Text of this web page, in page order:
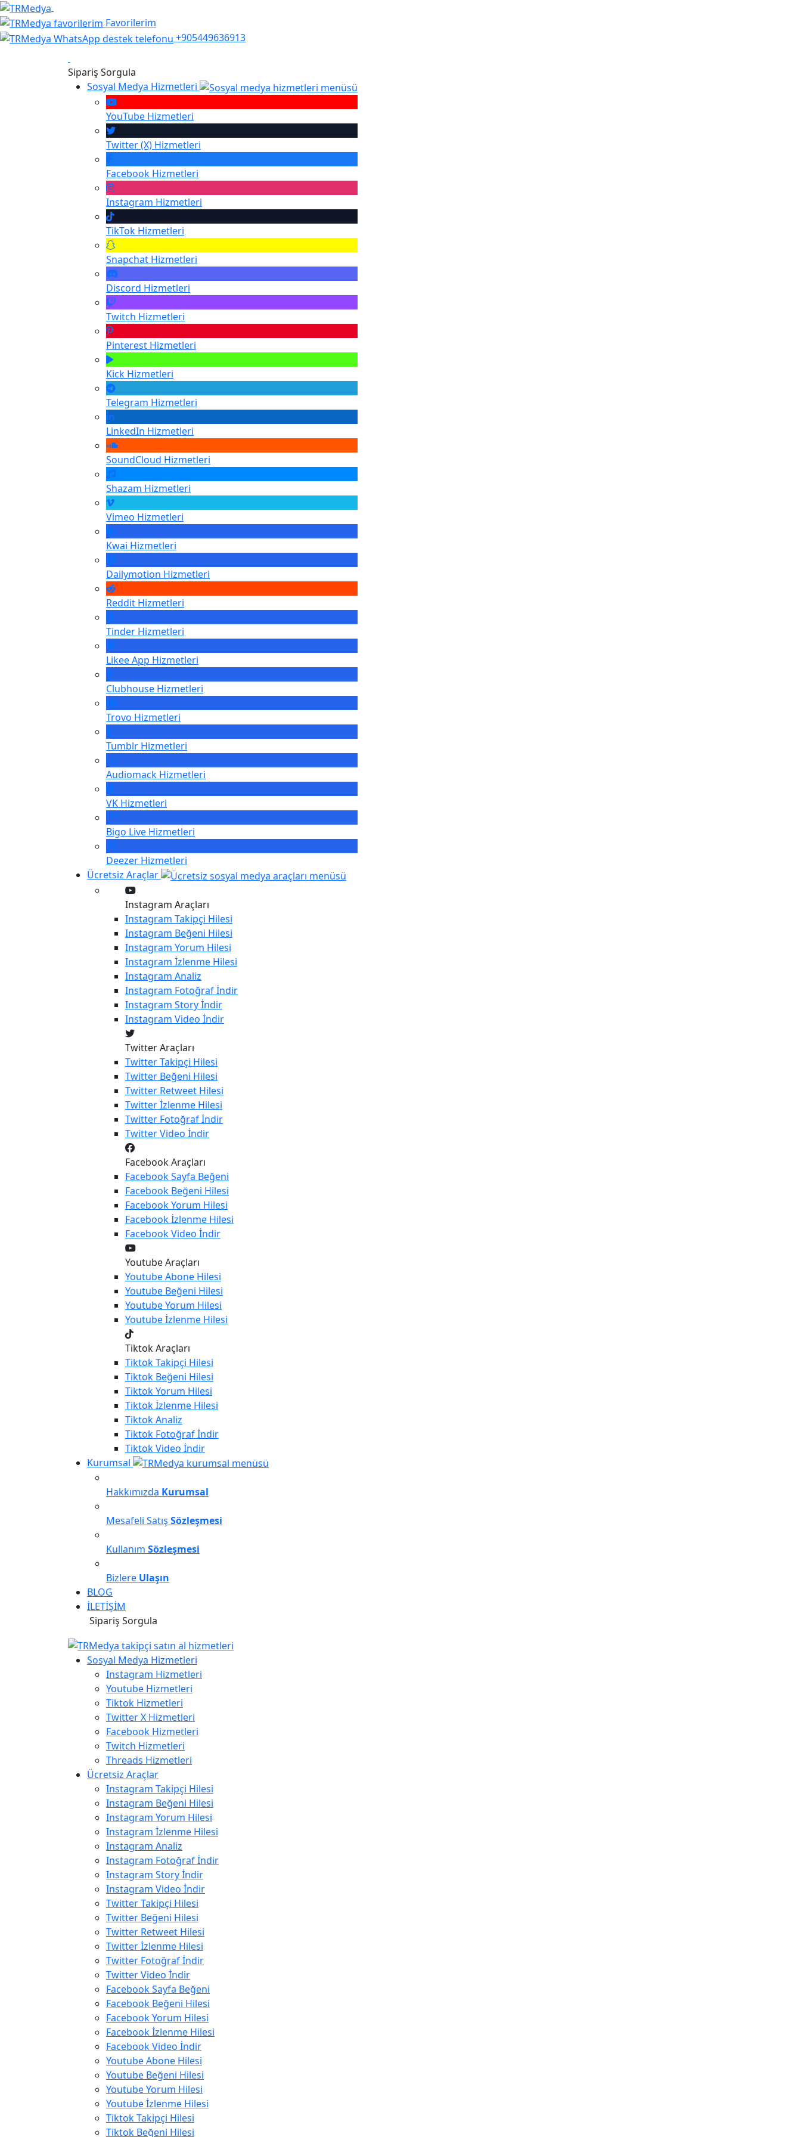
Favorilerim
+905449636913
Sipariş Sorgula
Sosyal Medya Hizmetleri
YouTube Hizmetleri
Twitter (X) Hizmetleri
Facebook Hizmetleri
Instagram Hizmetleri
TikTok Hizmetleri
Snapchat Hizmetleri
Discord Hizmetleri
Twitch Hizmetleri
Pinterest Hizmetleri
Kick Hizmetleri
Telegram Hizmetleri
LinkedIn Hizmetleri
SoundCloud Hizmetleri
Shazam Hizmetleri
Vimeo Hizmetleri
Kwai Hizmetleri
Dailymotion Hizmetleri
Reddit Hizmetleri
Tinder Hizmetleri
Likee App Hizmetleri
Clubhouse Hizmetleri
Trovo Hizmetleri
Tumblr Hizmetleri
Audiomack Hizmetleri
VK Hizmetleri
Bigo Live Hizmetleri
Deezer Hizmetleri
Ücretsiz Araçlar
Instagram Araçları
Instagram Takipçi Hilesi
Instagram Beğeni Hilesi
Instagram Yorum Hilesi
Instagram İzlenme Hilesi
Instagram Analiz
Instagram Fotoğraf İndir
Instagram Story İndir
Instagram Video İndir
Twitter Araçları
TwitterTakipçi Hilesi
Twitter Beğeni Hilesi
Twitter Retweet Hilesi
Twitterİzlenme Hilesi
Twitter Fotoğraf İndir
TwitterVideo İndir
Facebook Araçları
FacebookSayfa Beğeni
Facebook Beğeni Hilesi
FacebookYorum Hilesi
Facebookİzlenme Hilesi
FacebookVideo İndir
Youtube Araçları
YoutubeAbone Hilesi
Youtube Beğeni Hilesi
YoutubeYorum Hilesi
Youtubeİzlenme Hilesi
Tiktok Araçları
TiktokTakipçi Hilesi
Tiktok Beğeni Hilesi
TiktokYorum Hilesi
Tiktokİzlenme Hilesi
TiktokAnaliz
Tiktok Fotoğraf İndir
TiktokVideo İndir
Kurumsal
Hakkımızda Kurumsal
Mesafeli Satış Sözleşmesi
Kullanım Sözleşmesi
Bizlere Ulaşın
BLOG
İLETİŞİM
Sipariş Sorgula
Sosyal Medya Hizmetleri
Instagram Hizmetleri
Youtube Hizmetleri
Tiktok Hizmetleri
Twitter X Hizmetleri
Facebook Hizmetleri
Twitch Hizmetleri
Threads Hizmetleri
Ücretsiz Araçlar
Instagram Takipçi Hilesi
Instagram Beğeni Hilesi
Instagram Yorum Hilesi
Instagram İzlenme Hilesi
Instagram Analiz
Instagram Fotoğraf İndir
Instagram Story İndir
Instagram Video İndir
Twitter Takipçi Hilesi
Twitter Beğeni Hilesi
Twitter Retweet Hilesi
Twitter İzlenme Hilesi
Twitter Fotoğraf İndir
Twitter Video İndir
Facebook Sayfa Beğeni
Facebook Beğeni Hilesi
Facebook Yorum Hilesi
Facebook İzlenme Hilesi
Facebook Video İndir
Youtube Abone Hilesi
Youtube Beğeni Hilesi
Youtube Yorum Hilesi
Youtube İzlenme Hilesi
Tiktok Takipçi Hilesi
Tiktok Beğeni Hilesi